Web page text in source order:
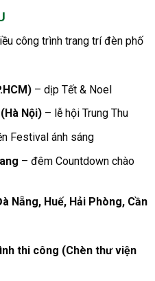
công trình trang trí đèn phố
– dịp Tết & Noel
Nội)– lễ hội Trung Thu
Festival ánh sáng
– đêm Countdown chào
Nẵng, Huế, Hải Phòng, Cần
thi công (Chèn thư viện